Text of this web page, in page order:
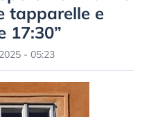
tapparelle e
17:30”
- 05:23